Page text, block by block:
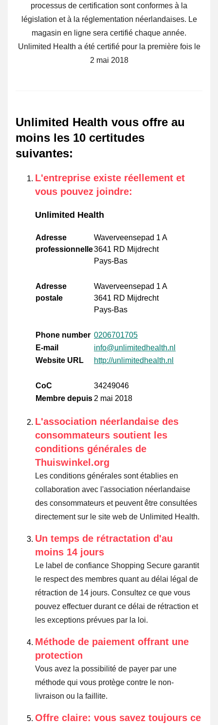
processus de certification sont conformes à la
législation et à la réglementation néerlandaises. Le
magasin en ligne sera certifié chaque année.
Unlimited Health a été certifié pour la première fois le
2 mai 2018
Unlimited Health vous offre au
moins les 10 certitudes
suivantes:
L'entreprise existe réellement et
vous pouvez joindre:
Unlimited Health
Adresse
professionnelle
Waverveensepad 1 A
3641 RD Mijdrecht
Pays-Bas
Adresse
postale
Waverveensepad 1 A
3641 RD Mijdrecht
Pays-Bas
Phone number 0206701705
E-mail
info@unlimitedhealth.nl
Website URL
http://unlimitedhealth.nl
CoC
34249046
Membre depuis 2 mai 2018
L'association néerlandaise des
consommateurs soutient les
conditions générales de
Thuiswinkel.org
Les conditions générales sont établies en
collaboration avec l'association néerlandaise
des consommateurs et peuvent être consultées
directement sur le site web de Unlimited Health.
Un temps de rétractation d'au
moins 14 jours
Le label de confiance Shopping Secure garantit
le respect des membres quant au délai légal de
rétraction de 14 jours. Consultez ce que vous
pouvez effectuer durant ce délai de rétraction et
les exceptions prévues par la loi.
Méthode de paiement offrant une
protection
Vous avez la possibilité de payer par une
méthode qui vous protège contre le non-
livraison ou la faillite.
Offre claire: vous savez toujours ce